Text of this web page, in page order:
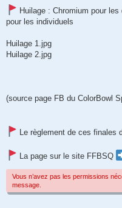
Huilage : Chromium pour
pour les individuels
Huilage 1.jpg
Huilage 2.jpg
(source page FB du ColorBowl
Le règlement de ces finales
La page sur le site FFBSQ
Vous n’avez pas les permissions
message.